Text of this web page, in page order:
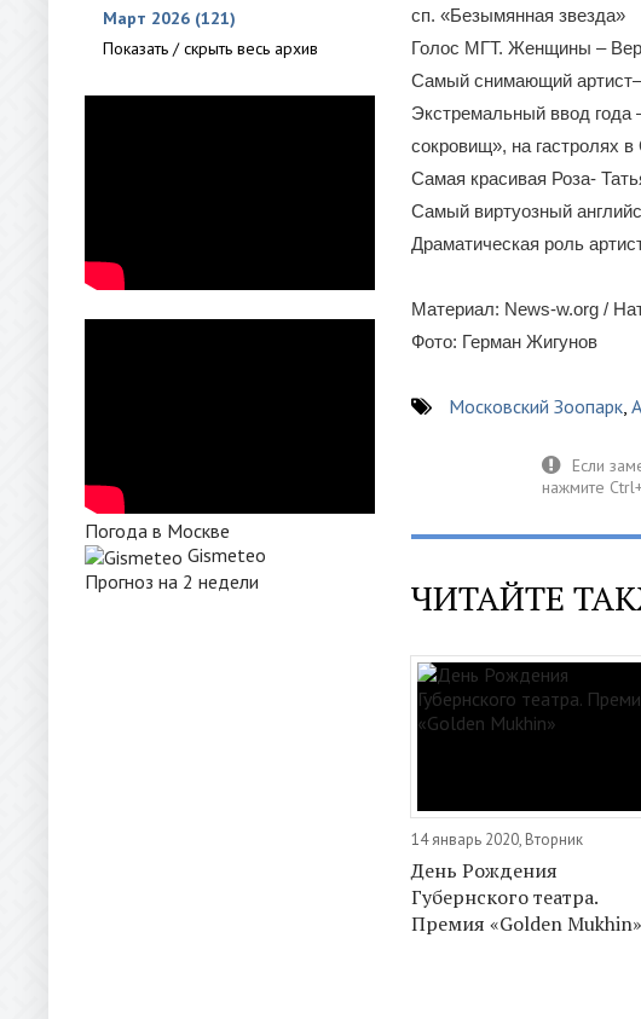
Март 2026 (121)
Показать / скрыть весь архив
Погода в Москве
Gismeteo
Прогноз на 2 недели
сп. «Безымянная звезда»
Голос МГТ. Женщины –
Самый снимающий
Экстремальный ввод года
сокровищ», на гастролях
Самая красивая Роза-
Самый виртуозный
Драматическая роль
Материал: News-w.org /
Фото: Герман Жигунов
Московский Зоопарк,
ЧИТАЙТЕ
14 январь 2020, Вторник
День Рождения
Губернского театра.
Премия «Golden Mukhin»